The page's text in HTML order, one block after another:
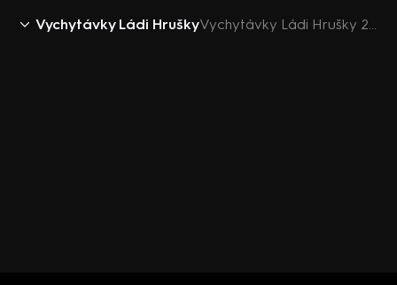
Vychytávky Ládi Hrušky Vychytávky Ládi Hrušky 2018 (27): Lampička z pístu